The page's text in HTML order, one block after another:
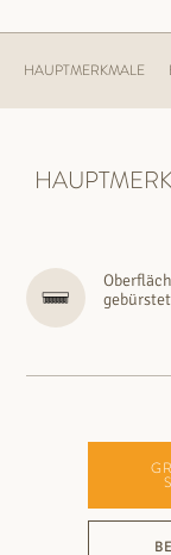
HAUPTMERKMALE
gebürstet